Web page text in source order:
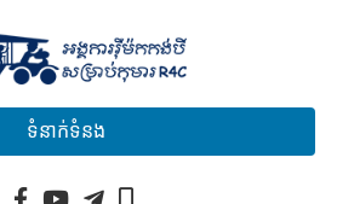
ទំនាក់ទំនង